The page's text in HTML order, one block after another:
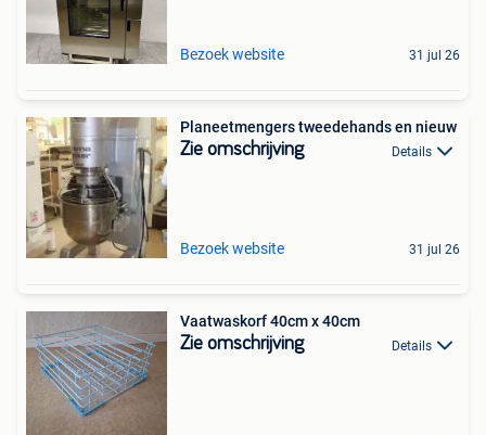
Bezoek website 31 jul 26
Planeetmengers tweedehands en nieuw
Zie omschrijving Details
Bezoek website 31 jul 26
Vaatwaskorf 40cm x 40cm
Zie omschrijving Details